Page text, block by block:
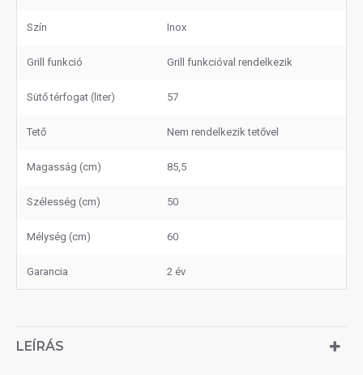
Szín Inox
Grill funkció Grill funkcióval rendelkezik
Sütő térfogat (liter) 57
Tető Nem rendelkezik tetővel
Magasság (cm) 85,5
Szélesség (cm) 50
Mélység (cm) 60
Garancia 2 év
LEÍRÁS